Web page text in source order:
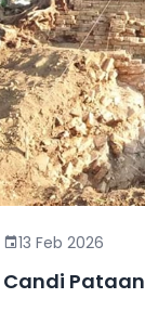
13 Feb 2026
Candi Pataan